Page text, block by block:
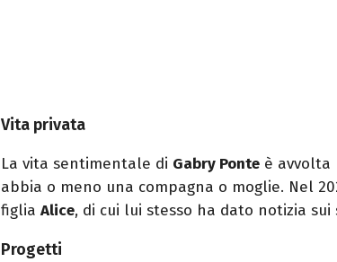
Vita privata
La vita sentimentale di Gabry Ponte è avvolta
abbia o meno una compagna o moglie. Nel
figlia Alice, di cui lui stesso ha dato notizia sui
Progetti